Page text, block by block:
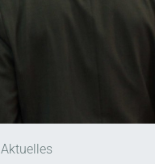
Aktuelles